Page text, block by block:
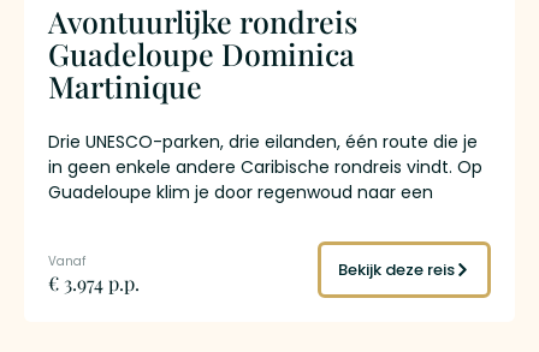
Avontuurlijke rondreis
Guadeloupe Dominica
Martinique
Drie UNESCO-parken, drie eilanden, één route die je
in geen enkele andere Caribische rondreis vindt. Op
Guadeloupe klim je door regenwoud naar een
door het Morne Trois Pitons National Park waar
watervallen uit de rotsen breken en bergmeren op
honderden meters hoogte liggen, op Martinique sta
€ 3.974 p.p.
Bekijk deze reis